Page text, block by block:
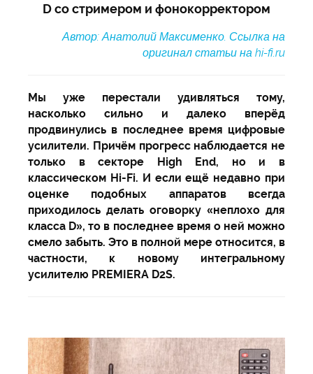
D со стримером и фонокорректором
Автор: Анатолий Максименко. Ссылка на
оригинал статьи на hi-fi.ru
Мы уже перестали удивляться тому,
насколько сильно и далеко вперёд
продвинулись в последнее время цифровые
усилители. Причём прогресс наблюдается не
только в секторе High End, но и в
классическом Hi-Fi. И если ещё недавно при
оценке подобных аппаратов всегда
приходилось делать оговорку «неплохо для
класса D», то в последнее время о ней можно
смело забыть. Это в полной мере относится, в
частности, к новому интегральному
усилителю PREMIERA D2S.